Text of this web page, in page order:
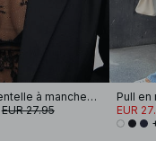
Haut en dentelle à manches longues
EUR 27.95
EUR